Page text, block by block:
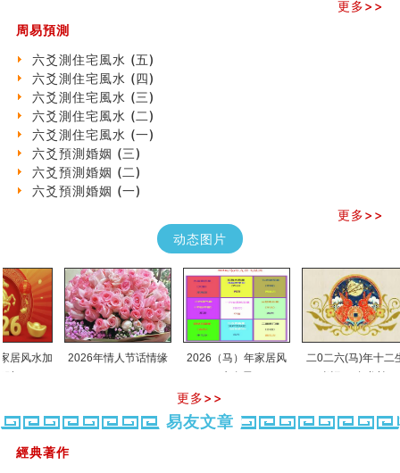
四柱八字快速直断技法
天池水
《高岛易断》(二)
创业容易成功的6种手相
算命先生都不外传的算命顺口溜
什么是到山到向？上山下水？
六爻算卦：我能面试升职吗？
《高岛易断》(一)
朱德總司命造 (名⼈⼋字淺析九）
刘燮鈞讲人相 手相论财运
如何给企业起名才能提高影响力
同年同月同日同时同地生命运为何却完全不同？
商舖大門的風水原則 (上)
玄空本义(十一)
家居常見風水形煞及化解方法 (三)
天要下雨娘要嫁人
一篇文章解答八字命理所有困惑
汽车风水
更多>>
周易預測
六爻測住宅風水 (五)
六爻測住宅風水 (四)
六爻測住宅風水 (三)
六爻測住宅風水 (二)
六爻測住宅風水 (一)
六爻預測婚姻 (三)
六爻預測婚姻 (二)
六爻預測婚姻 (一)
更多>>
动态图片
水加 2026年情人节话情缘
2026（马）年家居风
二0二六(马)年十二生
更多>>
易友文章
經典著作